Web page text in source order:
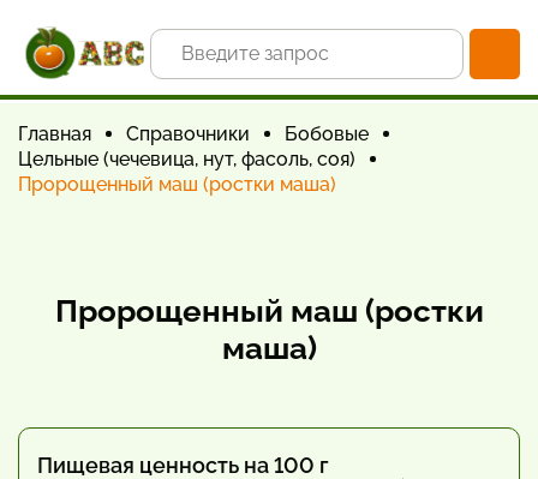
Главная Справочники
Бобовые
Цельные (чечевица, нут, фасоль, соя)
Пророщенный маш (ростки маша)
Пророщенный маш (ростки
маша)
Пищевая ценность на 100 г